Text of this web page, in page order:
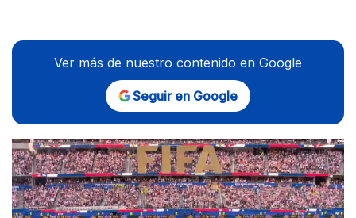
Ver más de nuestro contenido en Google
Seguir en Google